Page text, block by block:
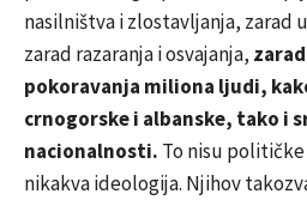
nasilništva i zlostavljanja, zarad
zarad razaranja i osvajanja,
pokoravanja miliona ljudi,
crnogorske i albanske, tako i
nacionalnosti. To nisu
nikakva ideologija. Njihov